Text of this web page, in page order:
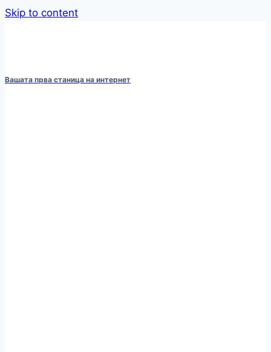
Skip to content
Вашата прва станица на интернет